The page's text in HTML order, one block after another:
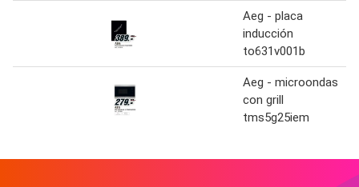
Aeg - placa
inducción
to631v001b
Aeg - microondas
con grill
tms5g25iem